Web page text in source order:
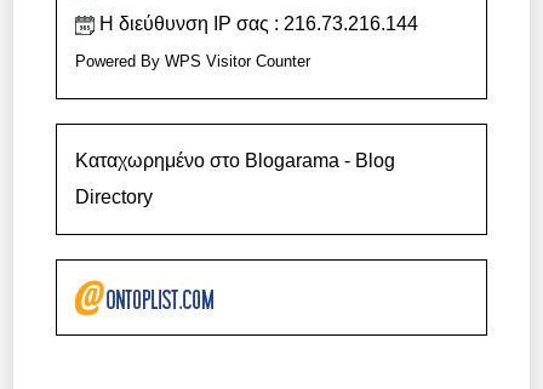
Η διεύθυνση IP σας : 216.73.216.144
Powered ByWPS Visitor Counter
Καταχωρημένο στο Blogarama - Blog
Directory